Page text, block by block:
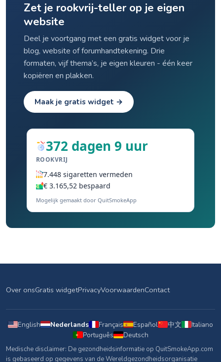
Zet je rookvrij-teller op je eigen
website
Deel je voortgang met een gratis widget voor je
blog, website of forumhandtekening. Drie
formaten, vijf thema’s, je eigen kleuren - één keer
kopiëren en plakken.
Maak je gratis widget →
372 dagen 9 uur
ROOKVRIJ
7.448 sigaretten vermeden
€ 3.165,52 bespaard
Mogelijk gemaakt door QuitSmokeApp
Over onsGratis widgetPrivacyVoorwaardenContact
English Nederlands Français Español 中文
Italiano
Português
Deutsch
Medische disclaimer: De gezondheidsinformatie op QuitSmokeApp.com
is gebaseerd op gegevens van de Wereldgezondheidsorganisatie